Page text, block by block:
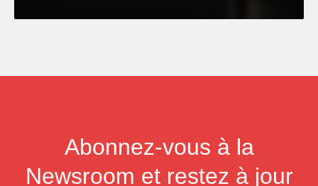
Abonnez-vous à la
Newsroom et restez à jour